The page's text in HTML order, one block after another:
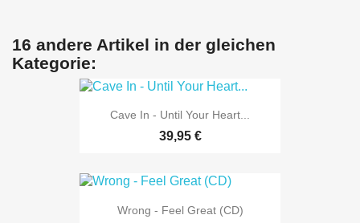
16 andere Artikel in der gleichen
Kategorie:
Cave In - Until Your Heart...
39,95 €
Wrong - Feel Great (CD)